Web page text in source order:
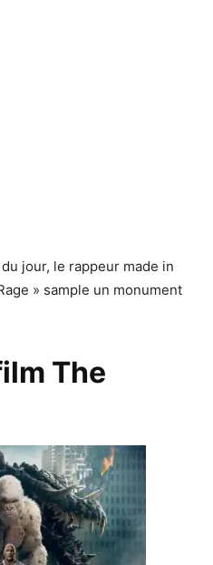
jour, le rappeur made in
» sample un monument
The